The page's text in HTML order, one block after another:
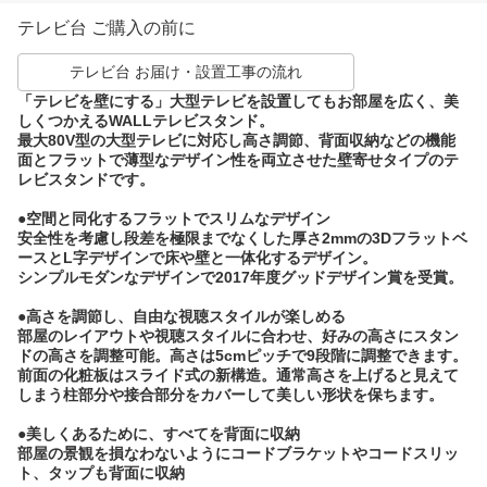
テレビ台 ご購入の前に
テレビ台 お届け・設置工事の流れ
「テレビを壁にする」大型テレビを設置してもお部屋を広く、美
しくつかえるWALLテレビスタンド。
最大80V型の大型テレビに対応し高さ調節、背面収納などの機能
面とフラットで薄型なデザイン性を両立させた壁寄せタイプのテ
レビスタンドです。
●空間と同化するフラットでスリムなデザイン
安全性を考慮し段差を極限までなくした厚さ2mmの3Dフラットベ
ースとL字デザインで床や壁と一体化するデザイン。
シンプルモダンなデザインで2017年度グッドデザイン賞を受賞。
●高さを調節し、自由な視聴スタイルが楽しめる
部屋のレイアウトや視聴スタイルに合わせ、好みの高さにスタン
ドの高さを調整可能。高さは5cmピッチで9段階に調整できます。
前面の化粧板はスライド式の新構造。通常高さを上げると見えて
しまう柱部分や接合部分をカバーして美しい形状を保ちます。
●美しくあるために、すべてを背面に収納
部屋の景観を損なわないようにコードブラケットやコードスリッ
ト、タップも背面に収納